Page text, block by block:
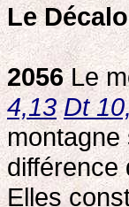
Le
2056Le
4,13 Dt
Elles